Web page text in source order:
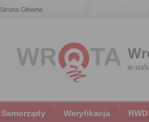
Strona Główna
e-
Samorządy Weryfikacja RWD